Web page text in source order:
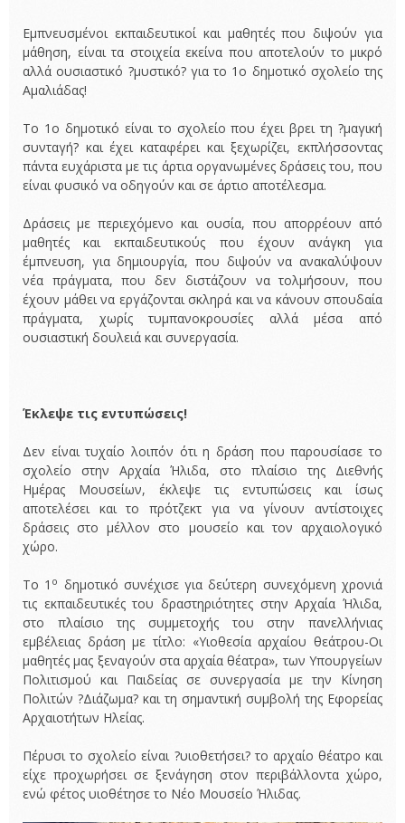
Εμπνευσμένοι εκπαιδευτικοί και μαθητές που διψούν για
μάθηση, είναι τα στοιχεία εκείνα που αποτελούν το μικρό
αλλά ουσιαστικό ?μυστικό? για το 1ο δημοτικό σχολείο της
Αμαλιάδας!
Το 1ο δημοτικό είναι το σχολείο που έχει βρει τη ?μαγική
συνταγή? και έχει καταφέρει και ξεχωρίζει, εκπλήσσοντας
πάντα ευχάριστα με τις άρτια οργανωμένες δράσεις του, που
είναι φυσικό να οδηγούν και σε άρτιο αποτέλεσμα.
Δράσεις με περιεχόμενο και ουσία, που απορρέουν από
μαθητές και εκπαιδευτικούς που έχουν ανάγκη για
έμπνευση, για δημιουργία, που διψούν να ανακαλύψουν
νέα πράγματα, που δεν διστάζουν να τολμήσουν, που
έχουν μάθει να εργάζονται σκληρά και να κάνουν σπουδαία
πράγματα, χωρίς τυμπανοκρουσίες αλλά μέσα από
ουσιαστική δουλειά και συνεργασία.
Έκλεψε τις εντυπώσεις!
Δεν είναι τυχαίο λοιπόν ότι η δράση που παρουσίασε το
σχολείο στην Αρχαία Ήλιδα, στο πλαίσιο της Διεθνής
Ημέρας Μουσείων, έκλεψε τις εντυπώσεις και ίσως
αποτελέσει και το πρότζεκτ για να γίνουν αντίστοιχες
δράσεις στο μέλλον στο μουσείο και τον αρχαιολογικό
χώρο.
Το 1 ο δημοτικό συνέχισε για δεύτερη συνεχόμενη χρονιά
τις εκπαιδευτικές του δραστηριότητες στην Αρχαία Ήλιδα,
στο πλαίσιο της συμμετοχής του στην πανελλήνιας
εμβέλειας δράση με τίτλο: «Υιοθεσία αρχαίου θεάτρου-Οι
μαθητές μας ξεναγούν στα αρχαία θέατρα», των Υπουργείων
Πολιτισμού και Παιδείας σε συνεργασία με την Κίνηση
Πολιτών ?Διάζωμα? και τη σημαντική συμβολή της Εφορείας
Αρχαιοτήτων Ηλείας.
Πέρυσι το σχολείο είναι ?υιοθετήσει? το αρχαίο θέατρο και
είχε προχωρήσει σε ξενάγηση στον περιβάλλοντα χώρο,
ενώ φέτος υιοθέτησε το Νέο Μουσείο Ήλιδας.